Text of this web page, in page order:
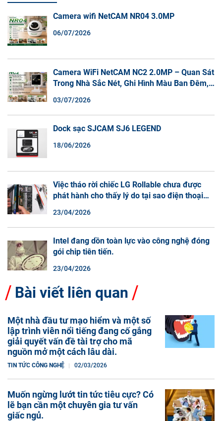
Camera wifi NetCAM NR04 3.0MP
06/07/2026
Camera WiFi NetCAM NC2 2.0MP – Quan Sát
Trong Nhà Sắc Nét, Ghi Hình Màu Ban Đêm,
03/07/2026
Dock sạc SJCAM SJ6 LEGEND
18/06/2026
Việc tháo rời chiếc LG Rollable chưa được
phát hành cho thấy lý do tại sao điện thoại
23/04/2026
Intel đang dồn toàn lực vào công nghệ đóng
gói chip tiên tiến.
23/04/2026
Bài viết liên quan
Một nhà đầu tư mạo hiểm và một số
lập trình viên nổi tiếng đang cố gắng
giải quyết vấn đề tài trợ cho mã
nguồn mở một cách lâu dài.
TIN TỨC CÔNG NGHỆ 02/03/2026
Muốn ngừng lướt tin tức tiêu cực? Có
lẽ bạn cần một chuyên gia tư vấn
giấc ngủ.